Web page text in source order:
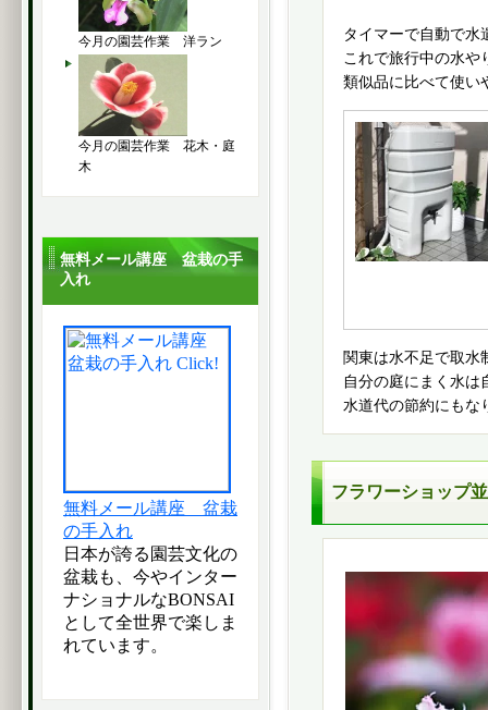
タイマーで自動で水
これで旅行中の水や
類似品に比べて使い
関東は水不足で取水
自分の庭にまく水は
水道代の節約にもな
フラワーショップ
今月の園芸作業 洋ラン
今月の園芸作業 花木・庭
木
無料メール講座 盆栽の手
入れ
無料メール講座 盆栽
の手入れ
日本が誇る園芸文化の
盆栽も、今やインター
ナショナルなBONSAI
として全世界で楽しま
れています。